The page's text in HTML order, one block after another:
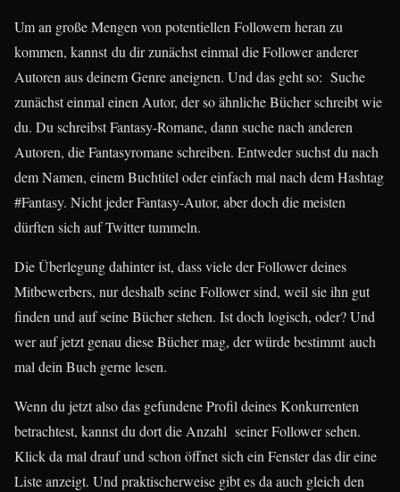
Um an große Mengen von potentiellen Followern heran zu
kommen, kannst du dir zunächst einmal die Follower anderer
Autoren aus deinem Genre aneignen. Und das geht so: Suche
zunächst einmal einen Autor, der so ähnliche Bücher schreibt wie
du. Du schreibst Fantasy-Romane, dann suche nach anderen
Autoren, die Fantasyromane schreiben. Entweder suchst du nach
dem Namen, einem Buchtitel oder einfach mal nach dem Hashtag
#Fantasy. Nicht jeder Fantasy-Autor, aber doch die meisten
dürften sich auf Twitter tummeln.
Die Überlegung dahinter ist, dass viele der Follower deines
Mitbewerbers, nur deshalb seine Follower sind, weil sie ihn gut
finden und auf seine Bücher stehen. Ist doch logisch, oder? Und
wer auf jetzt genau diese Bücher mag, der würde bestimmt auch
mal dein Buch gerne lesen.
Wenn du jetzt also das gefundene Profil deines Konkurrenten
betrachtest, kannst du dort die Anzahl seiner Follower sehen.
Klick da mal drauf und schon öffnet sich ein Fenster das dir eine
Liste anzeigt. Und praktischerweise gibt es da auch gleich den